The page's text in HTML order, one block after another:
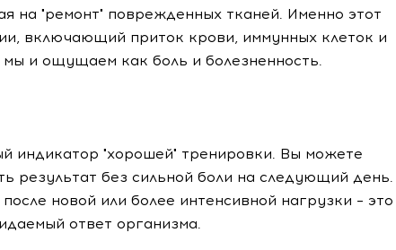
на "ремонт" поврежденных тканей. Именно этот
включающий приток крови, иммунных клеток и
и ощущаем как боль и болезненность.
индикатор "хорошей" тренировки. Вы можете
результат без сильной боли на следующий день.
новой или более интенсивной нагрузки – это
ответ организма.